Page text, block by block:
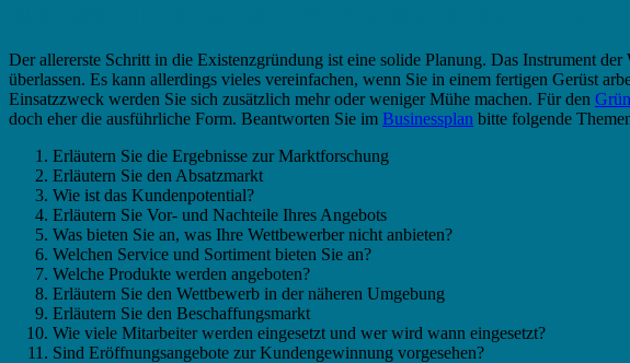
Der allererste Schritt in die Existenzgründung ist eine solide Planung. Das Instrument der
überlassen. Es kann allerdings vieles vereinfachen, wenn Sie in einem fertigen Gerüst
Einsatzzweck werden Sie sich zusätzlich mehr oder weniger Mühe machen. Für den
doch eher die ausführliche Form. Beantworten Sie im Businessplan bitte folgende
Erläutern Sie die Ergebnisse zur Marktforschung
Erläutern Sie den Absatzmarkt
Wie ist das Kundenpotential?
Erläutern Sie Vor- und Nachteile Ihres Angebots
Was bieten Sie an, was Ihre Wettbewerber nicht anbieten?
Welchen Service und Sortiment bieten Sie an?
Welche Produkte werden angeboten?
Erläutern Sie den Wettbewerb in der näheren Umgebung
Erläutern Sie den Beschaffungsmarkt
Wie viele Mitarbeiter werden eingesetzt und wer wird wann eingesetzt?
Sind Eröffnungsangebote zur Kundengewinnung vorgesehen?